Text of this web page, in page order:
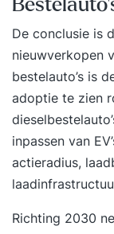
op volgens
opgenomen
Veiligheid
Inspectie
Visuele
Bewegingen
De conclusie is
nieuwverkopen
bestelauto’s is
adoptie te zien
inpassen van
actieradius,
Richting 2030